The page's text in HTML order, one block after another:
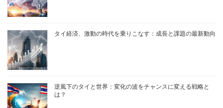
タイ経済、激動の時代を乗りこなす：成長と課題の最新動向
逆風下のタイと世界：変化の波をチャンスに変える戦略と
は？